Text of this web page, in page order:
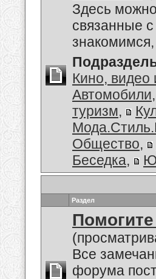
Здесь
связанные
Кино, видео
Автомобили,
туризм,
Общество,
Беседка,
Раздел
Все
форума